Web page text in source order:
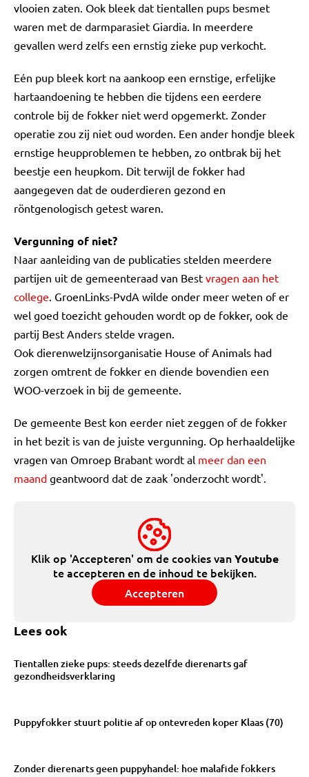
vlooien zaten. Ook bleek dat tientallen pups besmet
waren met de darmparasiet Giardia. In meerdere
gevallen werd zelfs een ernstig zieke pup verkocht.
Eén pup bleek kort na aankoop een ernstige, erfelijke
hartaandoening te hebben die tijdens een eerdere
controle bij de fokker niet werd opgemerkt. Zonder
operatie zou zij niet oud worden. Een ander hondje bleek
ernstige heupproblemen te hebben, zo ontbrak bij het
beestje een heupkom. Dit terwijl de fokker had
aangegeven dat de ouderdieren gezond en
röntgenologisch getest waren.
Vergunning of niet?
Naar aanleiding van de publicaties stelden meerdere
partijen uit de gemeenteraad van Best vragen aan het
college. GroenLinks-PvdA wilde onder meer weten of er
wel goed toezicht gehouden wordt op de fokker, ook de
partij Best Anders stelde vragen.
Ook dierenwelzijnsorganisatie House of Animals had
zorgen omtrent de fokker en diende bovendien een
WOO-verzoek in bij de gemeente.
De gemeente Best kon eerder niet zeggen of de fokker
in het bezit is van de juiste vergunning. Op herhaaldelijke
vragen van Omroep Brabant wordt al meer dan een
maand geantwoord dat de zaak 'onderzocht wordt'.
Klik op 'Accepteren' om de cookies vanYoutube
te accepteren en de inhoud te bekijken.
Accepteren
Lees ook
Tientallen zieke pups: steeds dezelfde dierenarts gaf
gezondheidsverklaring
Puppyfokker stuurt politie af op ontevreden koper Klaas (70)
Zonder dierenarts geen puppyhandel: hoe malafide fokkers